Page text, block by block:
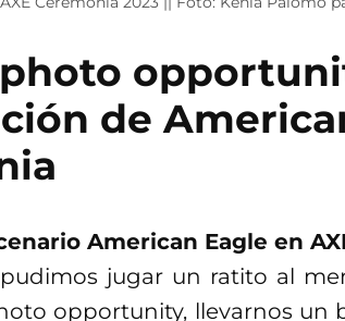
de
American Eagle en
jugar un ratito al
opportunity, llevarnos un